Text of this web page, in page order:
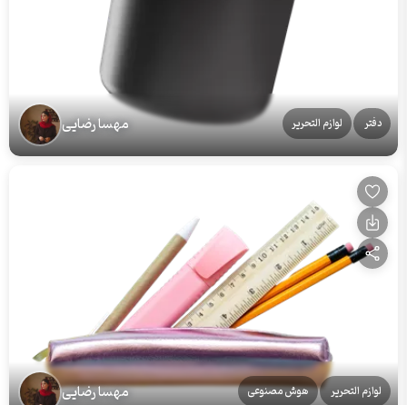
دفتر لوازم التحریر مهسا رضایی
لوازم التحریر هوش مصنوعی مهسا رضایی